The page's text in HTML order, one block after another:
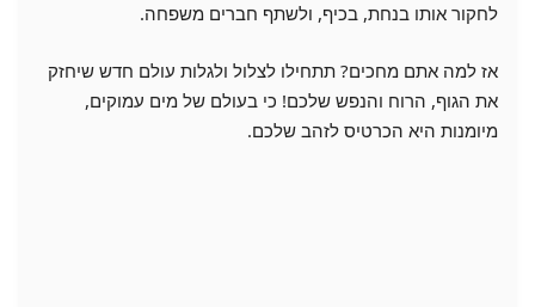
לחקור אותו בנחת, בכיף, ולשתף חברים משפחה.
אז למה אתם מחכים? תתחילו לצלול ולגלות עולם חדש שיחזק
את הגוף, הרוח והנפש שלכם! כי בעולם של מים עמוקים,
מיומנות היא הכרטיס לזהב שלכם.